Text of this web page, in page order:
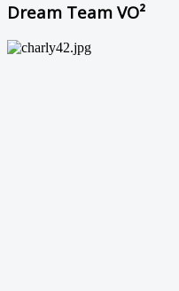
Dream Team VO²